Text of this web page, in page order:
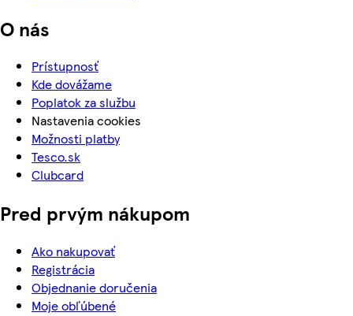
O nás
Prístupnosť
Kde dovážame
Poplatok za službu
Nastavenia cookies
Možnosti platby
Tesco.sk
Clubcard
Pred prvým nákupom
Ako nakupovať
Registrácia
Objednanie doručenia
Moje obľúbené